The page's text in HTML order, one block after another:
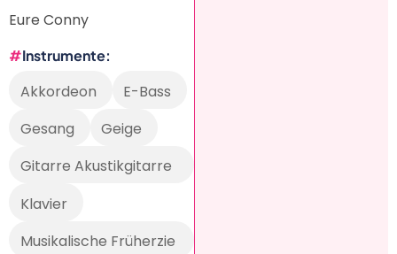
Eure Conny
Instrumente
Akkordeon
E-Bass
Gesang
Geige
Gitarre Akustikgitarre
Klavier
Musikalische Früherzie